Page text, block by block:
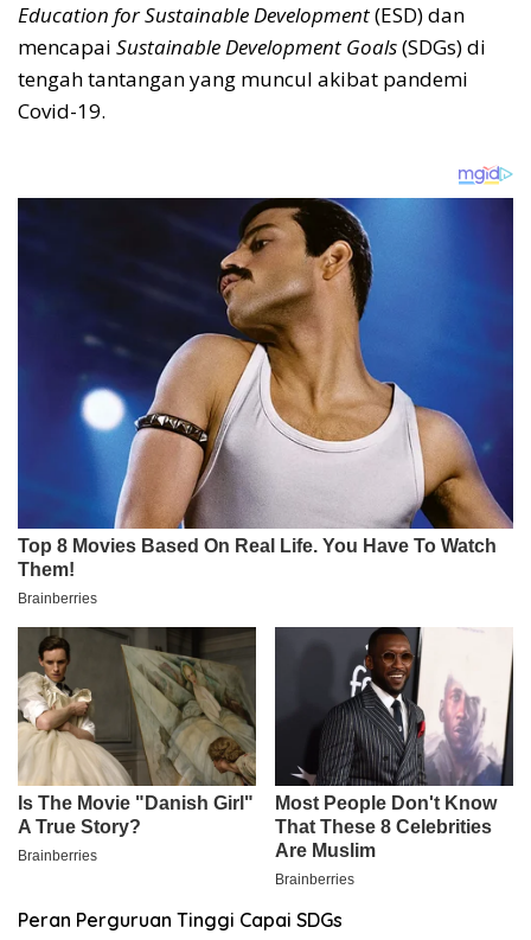
Education for Sustainable Development(ESD) dan
mencapai Sustainable Development Goals(SDGs) di
tengah tantangan yang muncul akibat pandemi
Covid-19.
Peran Perguruan Tinggi Capai SDGs